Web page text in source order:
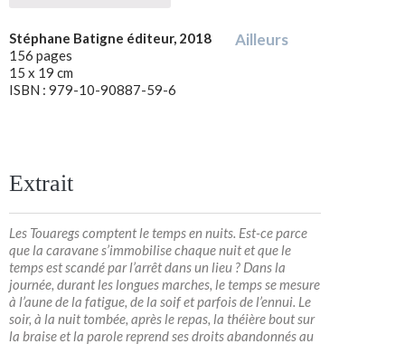
Stéphane Batigne éditeur, 2018
156 pages
15 x 19 cm
ISBN : 979-10-90887-59-6
Ailleurs
Extrait
Les Touaregs comptent le temps en nuits. Est-ce parce
que la caravane s’immobilise chaque nuit et que le
temps est scandé par l’arrêt dans un lieu ? Dans la
journée, durant les longues marches, le temps se mesure
à l’aune de la fatigue, de la soif et parfois de l’ennui. Le
soir, à la nuit tombée, après le repas, la théière bout sur
la braise et la parole reprend ses droits abandonnés au